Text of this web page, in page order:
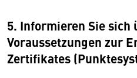
5. Informieren Sie sich
Voraussetzungen zur
Zertifikates